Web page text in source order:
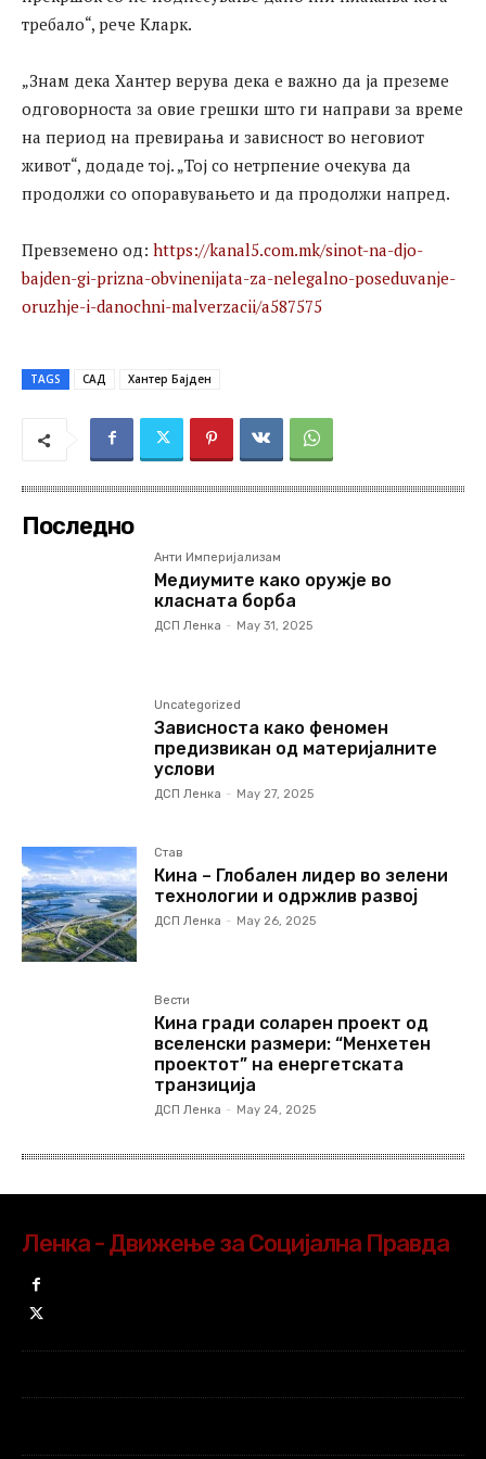
требало“, рече Кларк.
„Знам дека Хантер верува дека е важно да ја преземе
одговорноста за овие грешки што ги направи за време
на период на превирања и зависност во неговиот
живот“, додаде тој. „Тој со нетрпение очекува да
продолжи со опоравувањето и да продолжи напред.
Превземено од: https://kanal5.com.mk/sinot-na-djo-
bajden-gi-prizna-obvinenijata-za-nelegalno-poseduvanje-
oruzhje-i-danochni-malverzacii/a587575
TAGS САД Хантер Бајден
Последно
Анти Империјализам
Медиумите како оружје во
класната борба
ДСП Ленка - May 31, 2025
Uncategorized
Зависноста како феномен
предизвикан од материјалните
услови
ДСП Ленка - May 27, 2025
Став
Кина – Глобален лидер во зелени
технологии и одржлив развој
ДСП Ленка - May 26, 2025
Вести
Кина гради соларен проект од
вселенски размери: “Менхетен
проектот” на енергетската
транзиција
ДСП Ленка - May 24, 2025
Ленка - Движење за Социјална Правда